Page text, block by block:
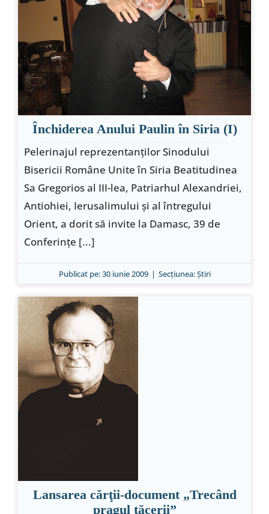
Închiderea Anului Paulin în Siria (I)
Pelerinajul reprezentanţilor Sinodului
Bisericii Române Unite în Siria Beatitudinea
Sa Gregorios al III-lea, Patriarhul Alexandriei,
Antiohiei, Ierusalimului şi al întregului
Orient, a dorit să invite la Damasc, 39 de
Conferinţe [...]
Publicat pe: 30 iunie 2009 | Secțiunea:Ştiri
Lansarea cărţii-document „Trecând
pragul tăcerii”